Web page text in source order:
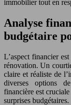
immobilier tout en
Analyse
budgétaire
L’aspect financier
rénovation. Un
claire et réaliste de
diverses options
financière est
surprises budgétaires.